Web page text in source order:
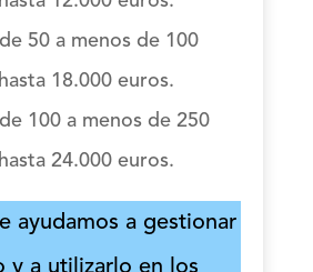
50 a menos de 100
18.000 euros.
100 a menos de 250
24.000 euros.
ayudamos a gestionar
y a utilizarlo en los